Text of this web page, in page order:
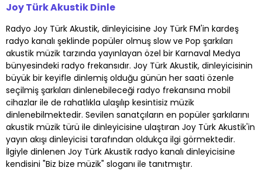
Joy Türk Akustik Dinle
Radyo Joy Türk Akustik, dinleyicisine Joy Türk FM'in kardeş
radyo kanalı şeklinde popüler olmuş slow ve Pop şarkıları
akustik müzik tarzında yayınlayan özel bir Karnaval Medya
bünyesindeki radyo frekansıdır. Joy Türk Akustik, dinleyicisinin
büyük bir keyifle dinlemiş olduğu günün her saati özenle
seçilmiş şarkıları dinlenebileceği radyo frekansına mobil
cihazlar ile de rahatlıkla ulaşılıp kesintisiz müzik
dinlenebilmektedir. Sevilen sanatçıların en popüler şarkılarını
akustik müzik türü ile dinleyicisine ulaştıran Joy Türk Akustik'in
yayın akışı dinleyicisi tarafından oldukça ilgi görmektedir.
İlgiyle dinlenen Joy Türk Akustik radyo kanalı dinleyicisine
kendisini "Biz bize müzik" sloganı ile tanıtmıştır.